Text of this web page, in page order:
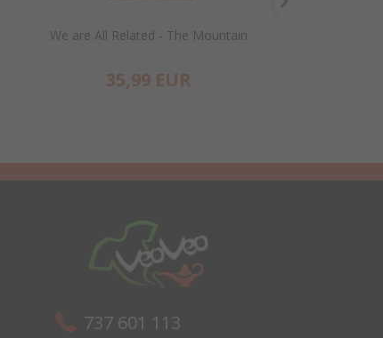
We are All Related - The Mountain
35,99 EUR
737 601 113